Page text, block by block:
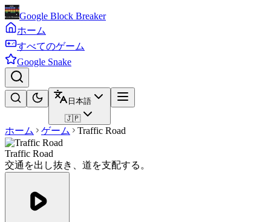
Google Block Breaker
ホーム
すべてのゲーム
Google Snake
日本語
🇯🇵
ホーム ゲーム Traffic Road
Traffic Road
交通を出し抜き、道を支配する。